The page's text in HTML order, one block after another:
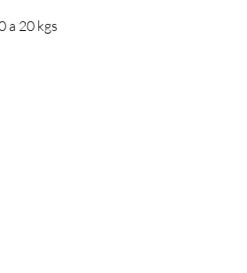
a 20 kgs